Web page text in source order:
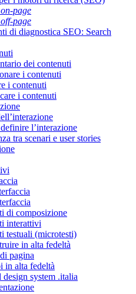
on-page
off-page
di diagnostica SEO: Search
dei contenuti
i contenuti
i contenuti
i contenuti
l’interazione
tra scenari e user stories
di composizione
interattivi
testuali (microtesti)
in alta fedeltà
pagina
in alta fedeltà
system .italia